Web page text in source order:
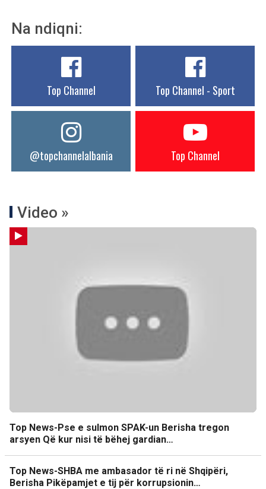
Na ndiqni:
Top Channel Top Channel - Sport
@topchannelalbania Top Channel
Video »
Top News-Pse e sulmon SPAK-un Berisha tregon
arsyen Që kur nisi të bëhej gardian…
Top News-SHBA me ambasador të ri në Shqipëri,
Berisha Pikëpamjet e tij për korrupsionin…